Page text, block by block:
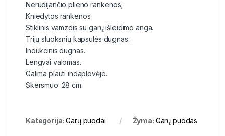
Nerūdijančio plieno rankenos;
Kniedytos rankenos.
Stiklinis vamzdis su garų išleidimo anga.
Trijų sluoksnių kapsulės dugnas.
Indukcinis dugnas.
Lengvai valomas.
Galima plauti indaplovėje.
Skersmuo: 28 cm.
Kategorija:Garų puodai Žyma: Garų puodas